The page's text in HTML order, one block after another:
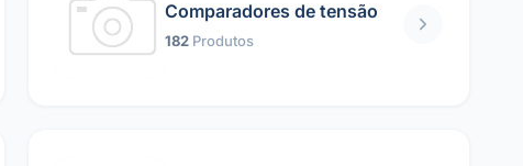
Comparadores de tensão
182 Produtos